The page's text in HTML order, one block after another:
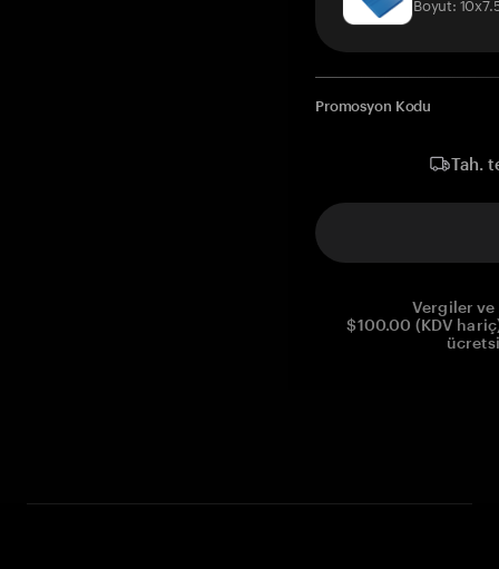
Promosyon Kodu
Tah.
Vergiler
$100.00 (KDV